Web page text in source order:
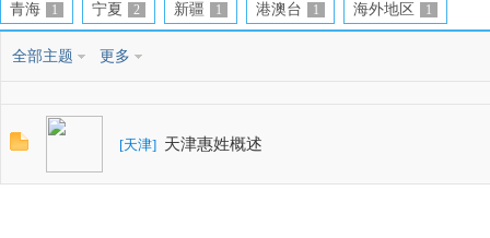
青海 1 宁夏 2 新疆 1 港澳台 1 海外地区 1
全部主题 更多
[天津] 天津惠姓概述